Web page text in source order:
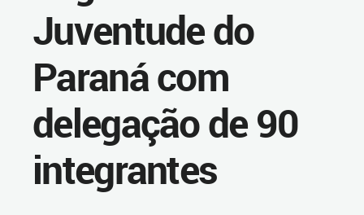
Juventude do
Paraná com
delegação de 90
integrantes